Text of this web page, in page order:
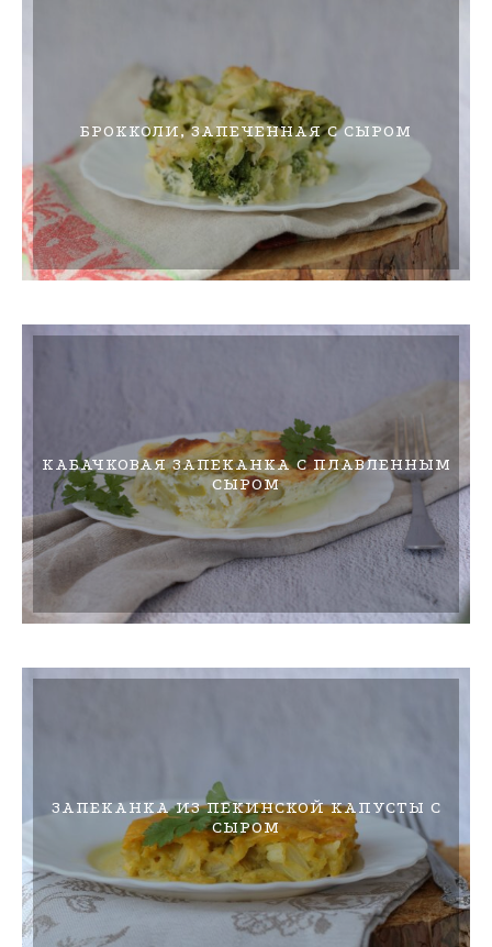
БРОККОЛИ, ЗАПЕЧЕННАЯ С СЫРОМ
КАБАЧКОВАЯ ЗАПЕКАНКА С ПЛАВЛЕННЫМ
СЫРОМ
ЗАПЕКАНКА ИЗ ПЕКИНСКОЙ КАПУСТЫ С
СЫРОМ